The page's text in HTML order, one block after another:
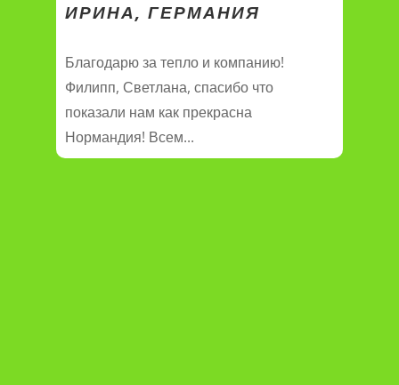
ИРИНА, ГЕРМАНИЯ
Благодарю за тепло и компанию!
Филипп, Светлана, спасибо что
показали нам как прекрасна
Нормандия! Всем...